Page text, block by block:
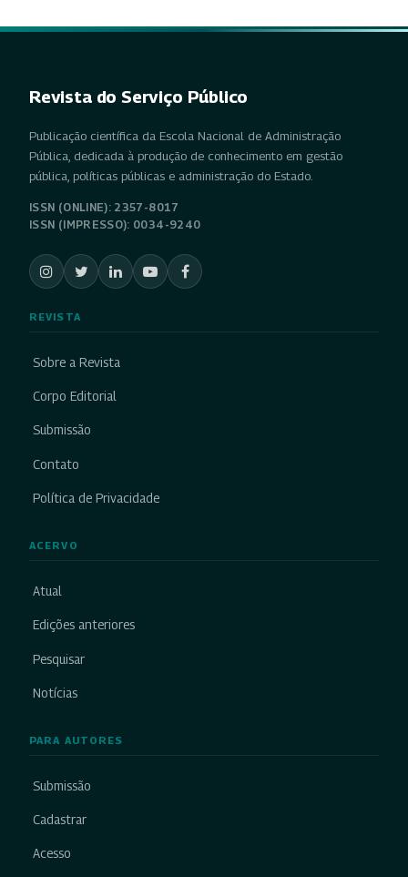
Revista do Serviço Público
Publicação científica da Escola Nacional de Administração
Pública, dedicada à produção de conhecimento em gestão
pública, políticas públicas e administração do Estado.
ISSN (ONLINE): 2357-8017
ISSN (IMPRESSO): 0034-9240
REVISTA
Sobre a Revista
Corpo Editorial
Submissão
Contato
Política de Privacidade
ACERVO
Atual
Edições anteriores
Pesquisar
Notícias
PARA AUTORES
Submissão
Cadastrar
Acesso